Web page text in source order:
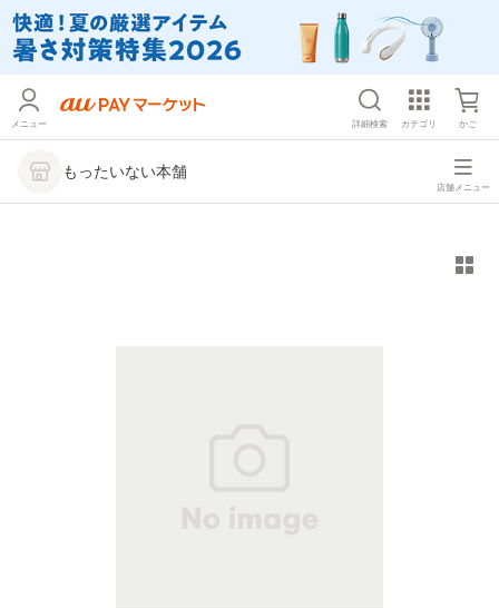
メニュー 詳細検索 カテゴリ かご
もったいない本舗
店舗メニュー